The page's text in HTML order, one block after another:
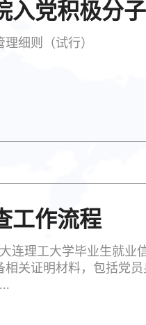
入党积极分
细则（试行）
工作流程
连理工大学毕业生就业
关证明材料，包括党